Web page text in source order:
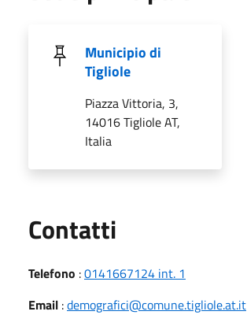
Municipio di
Tigliole
Piazza Vittoria, 3,
14016 Tigliole AT,
Italia
Contatti
Telefono :0141667124 int. 1
Email :demografici@comune.tigliole.at.it